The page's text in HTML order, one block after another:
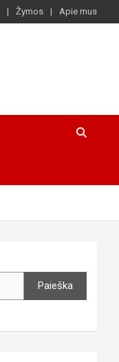
Žymos Apie mus
Paieška